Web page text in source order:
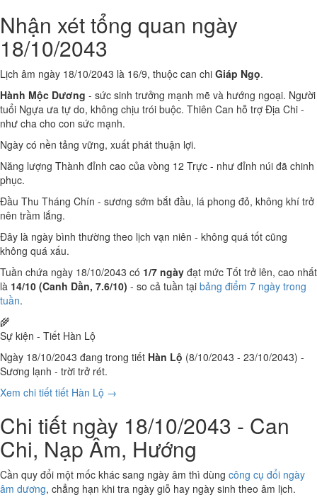
Nhận xét tổng quan ngày
18/10/2043
Lịch âm ngày 18/10/2043 là 16/9, thuộc can chi Giáp Ngọ.
Hành Mộc Dương - sức sinh trưởng mạnh mẽ và hướng ngoại. Người
tuổi Ngựa ưa tự do, không chịu trói buộc. Thiên Can hỗ trợ Địa Chi -
như cha cho con sức mạnh.
Ngày có nền tảng vững, xuất phát thuận lợi.
Năng lượng Thành đỉnh cao của vòng 12 Trực - như đỉnh núi đã chinh
phục.
Đầu Thu Tháng Chín - sương sớm bắt đầu, lá phong đỏ, không khí trở
nên trầm lắng.
Đây là ngày bình thường theo lịch vạn niên - không quá tốt cũng
không quá xấu.
Tuần chứa ngày 18/10/2043 có 1/7 ngày đạt mức Tốt trở lên, cao nhất
là 14/10 (Canh Dần, 7.6/10) - so cả tuần tại bảng điểm 7 ngày trong
tuần.
🌾
Sự kiện - Tiết Hàn Lộ
Ngày 18/10/2043 đang trong tiết Hàn Lộ (8/10/2043 - 23/10/2043) -
Sương lạnh - trời trở rét.
Xem chi tiết tiết Hàn Lộ →
Chi tiết ngày 18/10/2043 - Can
Chi, Nạp Âm, Hướng
Cần quy đổi một mốc khác sang ngày âm thì dùng công cụ đổi ngày
âm dương, chẳng hạn khi tra ngày giỗ hay ngày sinh theo âm lịch.